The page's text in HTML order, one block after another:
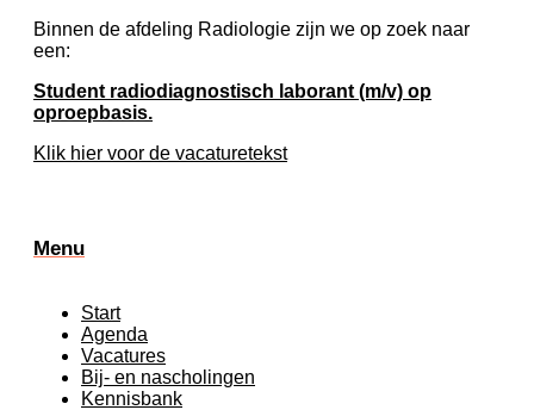
Binnen de afdeling Radiologie zijn we op zoek naar
een:
Student radiodiagnostisch laborant (m/v) op
oproepbasis.
Klik hier voor de vacaturetekst
Menu
Start
Agenda
Vacatures
Bij- en nascholingen
Kennisbank